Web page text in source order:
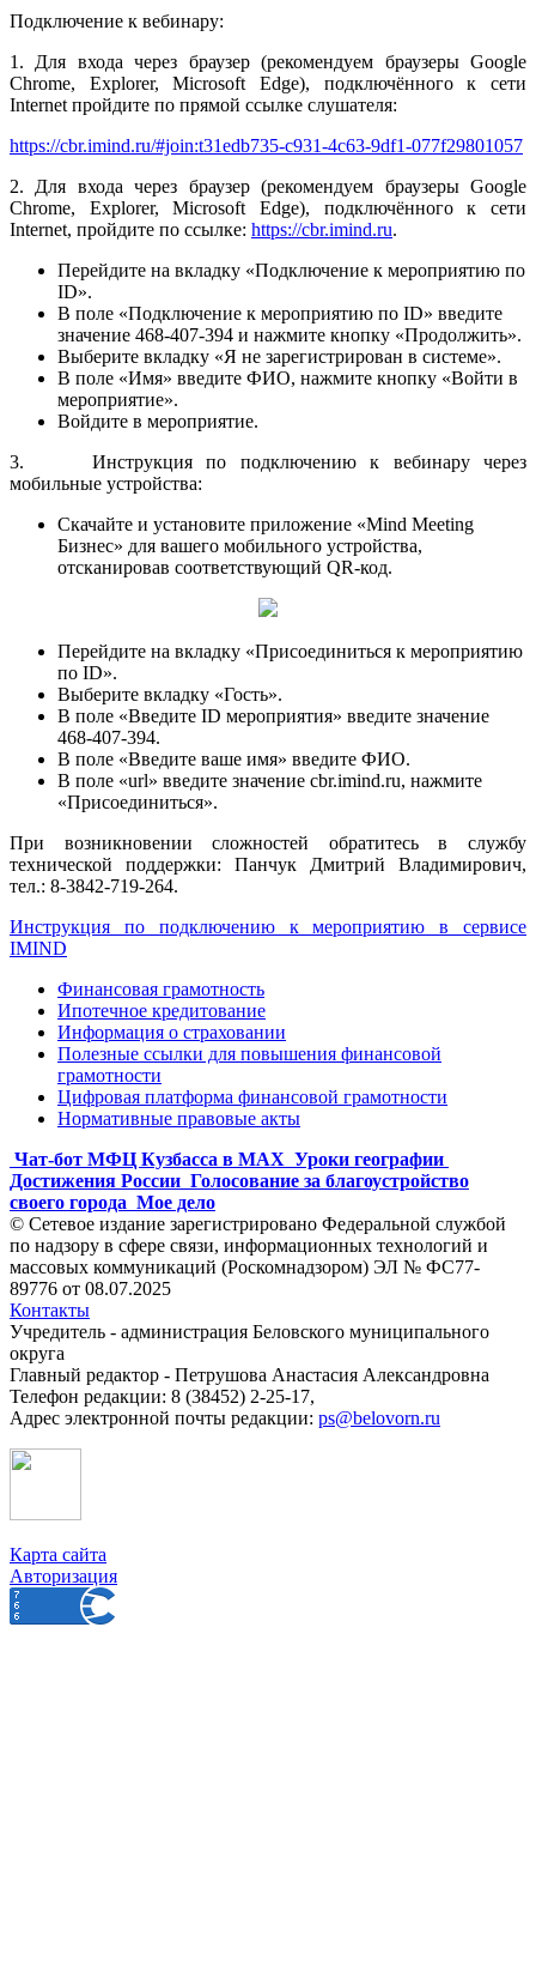
Подключение к вебинару:
1. Для входа через браузер (рекомендуем браузеры Google
Chrome, Explorer, Microsoft Edge), подключённого к сети
Internet пройдите по прямой ссылке слушателя:
https://cbr.imind.ru/#join:t31edb735-c931-4c63-9df1-077f29801057
2. Для входа через браузер (рекомендуем браузеры Google
Chrome, Explorer, Microsoft Edge), подключённого к сети
Internet, пройдите по ссылке: https://cbr.imind.ru.
Перейдите на вкладку «Подключение к мероприятию по
ID».
В поле «Подключение к мероприятию по ID» введите
значение 468-407-394 и нажмите кнопку «Продолжить».
Выберите вкладку «Я не зарегистрирован в системе».
В поле «Имя» введите ФИО, нажмите кнопку «Войти в
мероприятие».
Войдите в мероприятие.
3. Инструкция по подключению к вебинару через
мобильные устройства:
Скачайте и установите приложение «Mind Meeting
Бизнес» для вашего мобильного устройства,
отсканировав соответствующий QR-код.
Перейдите на вкладку «Присоединиться к мероприятию
по ID».
Выберите вкладку «Гость».
В поле «Введите ID мероприятия» введите значение
468-407-394.
В поле «Введите ваше имя» введите ФИО.
В поле «url» введите значение cbr.imind.ru, нажмите
«Присоединиться».
При возникновении сложностей обратитесь в службу
технической поддержки: Панчук Дмитрий Владимирович,
тел.: 8-3842-719-264.
Инструкция по подключению к мероприятию в сервисе
IMIND
Финансовая грамотность
Ипотечное кредитование
Информация о страховании
Полезные ссылки для повышения финансовой
грамотности
Цифровая платформа финансовой грамотности
Нормативные правовые акты
Чат-бот МФЦ Кузбасса в MAX Уроки географии
Достижения России Голосование за благоустройство
своего города Мое дело
© Сетевое издание зарегистрировано Федеральной службой
по надзору в сфере связи, информационных технологий и
массовых коммуникаций (Роскомнадзором) ЭЛ № ФС77-
89776 от 08.07.2025
Контакты
Учредитель - администрация Беловского муниципального
округа
Главный редактор - Петрушова Анастасия Александровна
Телефон редакции: 8 (38452) 2-25-17,
Адрес электронной почты редакции: ps@belovorn.ru
Карта сайта
Авторизация